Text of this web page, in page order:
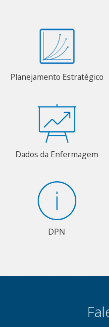
Planejamento Estratégico
Dados da Enfermagem
DPN